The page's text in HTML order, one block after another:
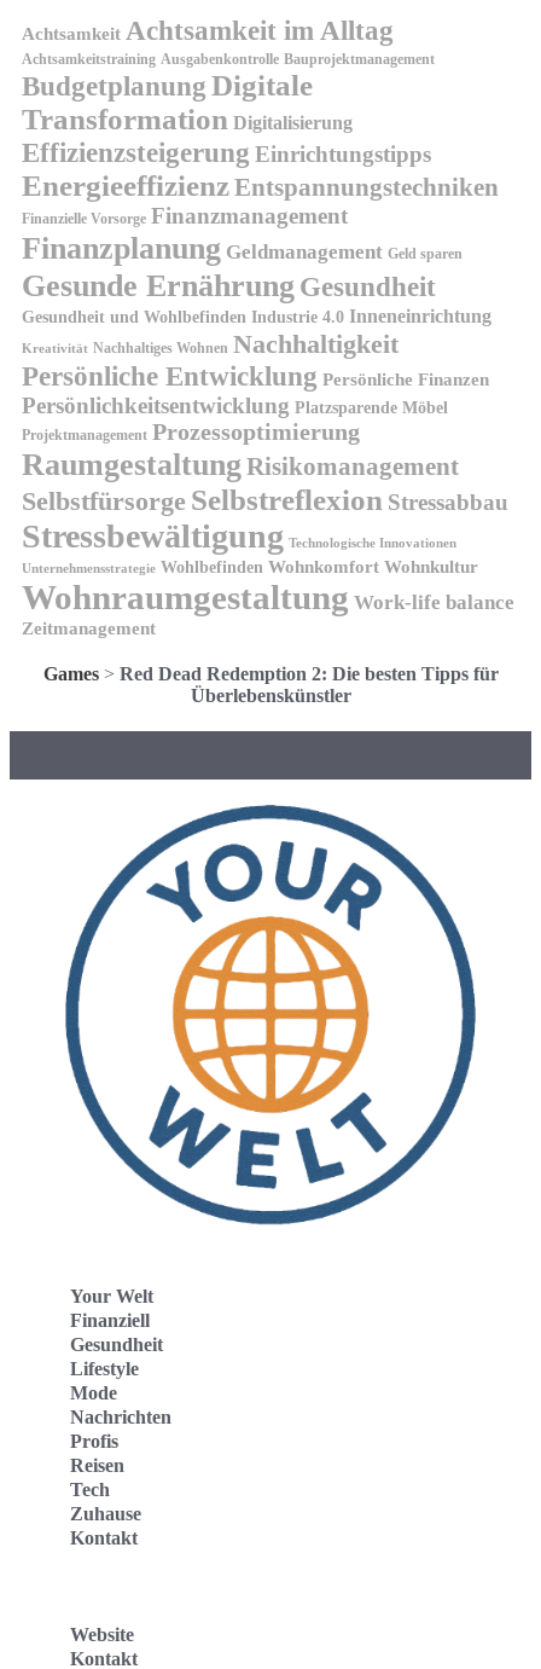
Achtsamkeit Achtsamkeit im Alltag
Achtsamkeitstraining Ausgabenkontrolle Bauprojektmanagement
BudgetplanungDigitale
Transformation Digitalisierung
Effizienzsteigerung Einrichtungstipps
EnergieeffizienzEntspannungstechniken
Finanzielle Vorsorge Finanzmanagement
Finanzplanung Geldmanagement Geld sparen
Gesunde Ernährung Gesundheit
Gesundheit und Wohlbefinden Industrie 4.0 Inneneinrichtung
Kreativität Nachhaltiges Wohnen Nachhaltigkeit
Persönliche Entwicklung Persönliche Finanzen
Persönlichkeitsentwicklung Platzsparende Möbel
Projektmanagement Prozessoptimierung
Raumgestaltung Risikomanagement
Selbstfürsorge Selbstreflexion Stressabbau
Stressbewältigung Technologische Innovationen
Unternehmensstrategie Wohlbefinden Wohnkomfort Wohnkultur
Wohnraumgestaltung Work-life balance
Zeitmanagement
Games> Red Dead Redemption 2: Die besten Tipps für
Überlebenskünstler
Your Welt
Finanziell
Gesundheit
Lifestyle
Mode
Nachrichten
Profis
Reisen
Tech
Zuhause
Kontakt
Website
Kontakt